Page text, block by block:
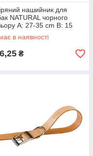
нашийник для
NATURAL чорного
A: 27-35 cm B: 15
в наявності
₴